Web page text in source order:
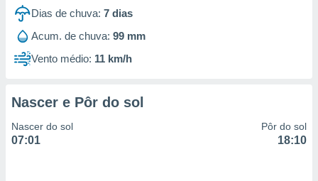
1199
Dias de chuva: 7 dias
Acum. de chuva: 99 mm
Vento médio: 11 km/h
Nascer e Pôr do sol
Nascer do sol
07:01
Pôr do sol
18:10